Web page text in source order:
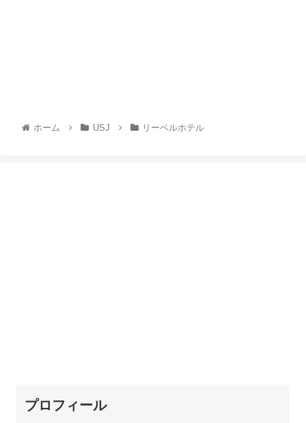
ホーム USJ リーベルホテル
プロフィール